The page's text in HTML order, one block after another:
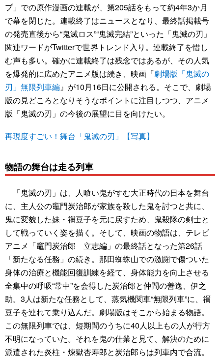
プ」での原作漫画の連載が、第205話をもって約4年3か月
で幕を閉じた。連載終了はニュースとなり、最終話掲載号
の発売直後から“鬼滅ロス”“鬼滅完結”といった「鬼滅の刃」
関連ワードがTwitterで世界トレンド入り。連載終了を惜し
む声も多い。確かに連載終了は残念ではあるが、その人気
を爆発的に広めたアニメ版は続き、映画『劇場版「鬼滅の
刃」無限列車編』が10月16日に公開される。そこで、劇場
版の見どころとなりそうなポイントに注目しつつ、アニメ
版「鬼滅の刃」の今後の展望に目を向けたい。
再現度すごい！舞台「鬼滅の刃」【写真】
物語の舞台は走る列車
「鬼滅の刃」は、人喰い鬼がすむ大正時代の日本を舞台
に、主人公の竈門炭治郎が家族を殺した鬼を討つと共に、
鬼に変貌した妹・禰豆子を元に戻すため、鬼殺隊の剣士と
して戦っていく姿を描く。そして、映画の物語は、テレビ
アニメ「竈門炭治郎 立志編」の最終話となった第26話
「新たなる任務」の続き。那田蜘蛛山での激闘で傷ついた
身体の治療と機能回復訓練を経て、身体能力を向上させる
全集中の呼吸“常中”を会得した炭治郎と仲間の善逸、伊之
助。3人は新たな任務として、蒸気機関車“無限列車”に、禰
豆子を連れて乗り込んだ。劇場版はそこから始まる物語。
この無限列車では、短期間のうちに40人以上もの人が行方
不明になっていた。それを鬼の仕業と見て、解決のために
派遣された炎柱・煉獄杏寿郎と炭治郎らは列車内で合流。